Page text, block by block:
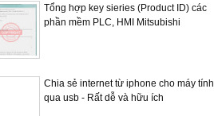
Tổng hợp key sieries (Product ID) các
phần mềm PLC, HMI Mitsubishi
Chia sẻ internet từ iphone cho máy tính
qua usb - Rất dễ và hữu ích